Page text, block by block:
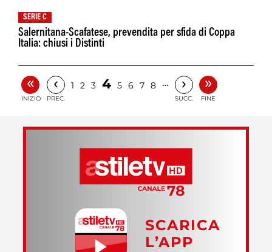
SERIE C
Salernitana-Scafatese, prevendita per sfida di Coppa
Italia: chiusi i Distinti
«
INIZIO
‹
PREC.
1 2 3 4 5 6 7 8 … ›
SUCC.
»
FINE
SCARICA
L’APP